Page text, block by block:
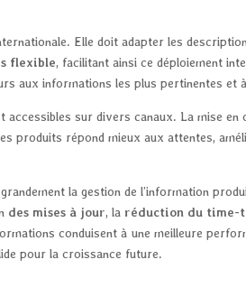
Elle doit adapter les
flexible, facilitant ainsi ce déploiement
aux informations les plus pertinentes et
sur divers canaux. La mise
produits répond mieux aux attentes,
la gestion de l’information
des mises à jour, la réduction du time-
conduisent à une meilleure
pour la croissance future.